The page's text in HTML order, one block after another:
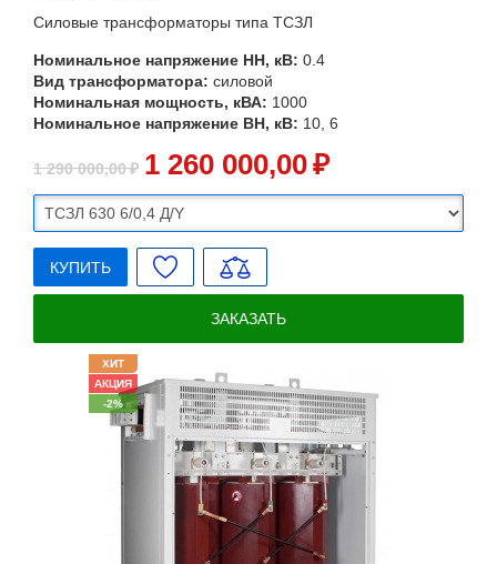
Силовые трансформаторы типа ТСЗЛ
Номинальное напряжение НН, кВ: 0.4
Вид трансформатора: силовой
Номинальная мощность, кВА: 1000
Номинальное напряжение ВН, кВ: 10, 6
1 290 000,00₽ 1 260 000,00₽
КУПИТЬ
ЗАКАЗАТЬ
ХИТ
АКЦИЯ
-2%